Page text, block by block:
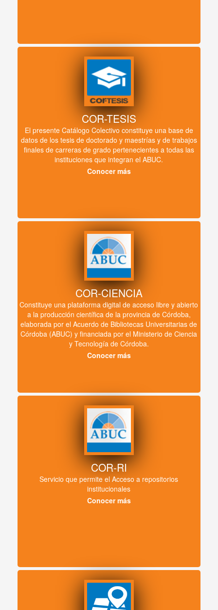
COR-TESIS
El presente Catálogo Colectivo constituye una base de
datos de los tesis de doctorado y maestrías y de trabajos
finales de carreras de grado pertenecientes a todas las
instituciones que integran el ABUC.
Conocer más
COR-CIENCIA
Constituye una plataforma digital de acceso libre y abierto
a la producción científica de la provincia de Córdoba,
elaborada por el Acuerdo de Bibliotecas Universitarias de
Córdoba (ABUC) y financiada por el Ministerio de Ciencia
y Tecnología de Córdoba.
Conocer más
COR-RI
Servicio que permite el Acceso a repositorios
institucionales
Conocer más